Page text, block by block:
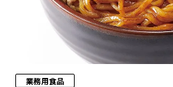
業務用食品